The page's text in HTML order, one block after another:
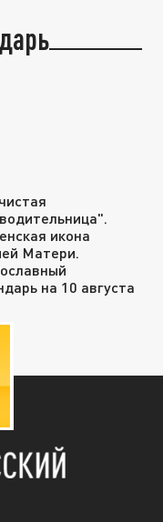
икона
Матери.
на 10 августа